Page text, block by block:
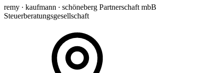
remy ∙ kaufmann ∙ schöneberg Partnerschaft mbB
Steuerberatungsgesellschaft